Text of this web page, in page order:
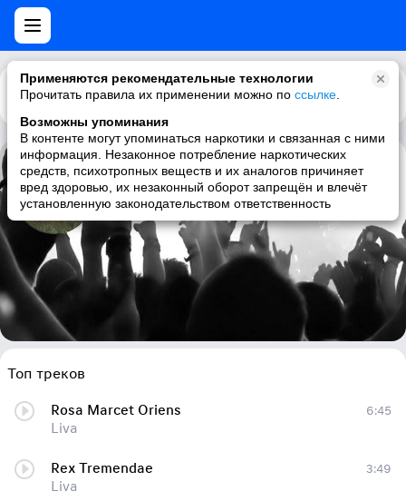
Применяются рекомендательные технологии
Прочитать правила их применении можно по ссылке
Возможны упоминания
В контенте могут упоминаться наркотики и связанная с ними
информация. Незаконное потребление наркотических
средств, психотропных веществ и их аналогов причиняет
вред здоровью, их незаконный оборот запрещён и влечёт
установленную законодательством ответственность
Каталог Рекомендации
Liva
Топ треков
Rosa Marcet Oriens
Liva
6:45
Rex Tremendae
Liva
3:49